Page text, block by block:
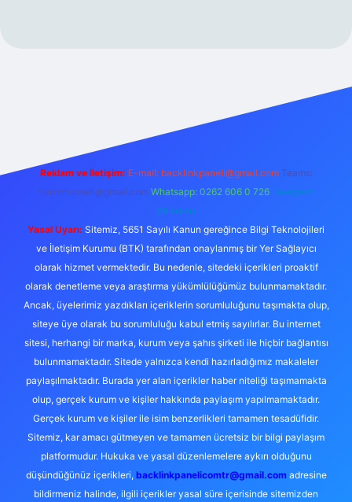
Reklam ve İletişim: E-mail: backlinkpaneli@gmail.com Teams:
forumhizmeti@gmail.com Whatsapp: 0262 606 0 726 Telegram:
@karabul
Yasal Uyarı: Sitemiz, 5651 Sayılı Kanun gereğince Bilgi Teknolojileri
ve İletişim Kurumu (BTK) tarafından onaylanmış bir Yer Sağlayıcı
olarak hizmet vermektedir. Bu nedenle, sitedeki içerikleri proaktif
olarak denetleme veya araştırma yükümlülüğümüz bulunmamaktadır.
Ancak, üyelerimiz yazdıkları içeriklerin sorumluluğunu taşımakta olup,
siteye üye olarak bu sorumluluğu kabul etmiş sayılırlar. Bu internet
sitesi, herhangi bir marka, kurum veya şahıs şirketi ile hiçbir bağlantısı
bulunmamaktadır. Sitede yalnızca kendi hazırladığımız makaleler
paylaşılmaktadır. Burada yer alan içerikler haber niteliği taşımamakta
olup, gerçek kurum ve kişiler hakkında paylaşım yapılmamaktadır.
Gerçek kurum ve kişiler ile isim benzerlikleri tamamen tesadüfidir.
Sitemiz, kar amacı gütmeyen ve tamamen ücretsiz bir bilgi paylaşım
platformudur. Hukuka ve yasal düzenlemelere aykırı olduğunu
düşündüğünüz içerikleri, backlinkpanelicomtr@gmail.comadresine
bildirmeniz halinde, ilgili içerikler yasal süre içerisinde sitemizden